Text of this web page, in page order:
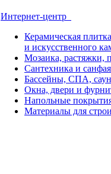
Интернет-центр
Керамическая
и искусственного
Мозаика, растяжки,
Сантехника и
Бассейны, СПА,
Окна, двери и
Напольные
Материалы для